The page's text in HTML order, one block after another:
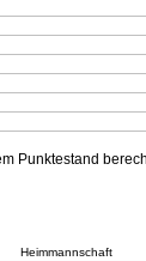
Punktestand
Heimmannschaft